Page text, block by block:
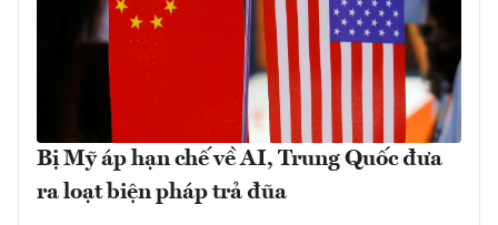
Bị Mỹ áp hạn chế về AI, Trung Quốc đưa
ra loạt biện pháp trả đũa